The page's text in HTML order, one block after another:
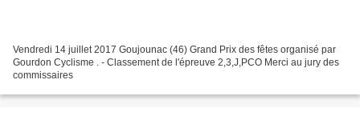
Vendredi 14 juillet 2017 Goujounac (46) Grand Prix des fêtes organisé par
Gourdon Cyclisme . - Classement de l'épreuve 2,3,J,PCO Merci au jury des
commissaires